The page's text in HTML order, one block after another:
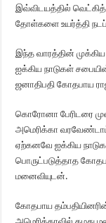
இவ்விடயத்தில்
தோள்களை உயர்த்தி
இந்த வாரத்தின்
ஐக்கிய நாடுகள்
ஜனாதிபதி கோதபாய
கொரோனா பேரிடரை
அமெரிக்கா
ஏற்கனவே ஐக்கிய
பொருட்படுத்தாத
மனைவியுடன்.
கோதபாய